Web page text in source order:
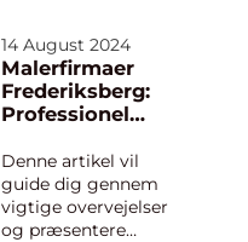
vækst og så ender
rengøringen nemt
som et punkt, der
bare skal lø...
14 August 2024
Malerfirmaer
Frederiksberg:
Professionel
Virksomhed
Denne artikel vil
guide dig gennem
vigtige overvejelser
og præsentere